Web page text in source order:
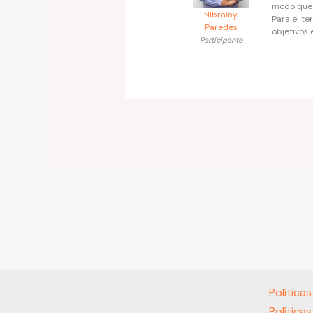
Nibrainy
Paredes
Participante
modo
Para el
objetivos